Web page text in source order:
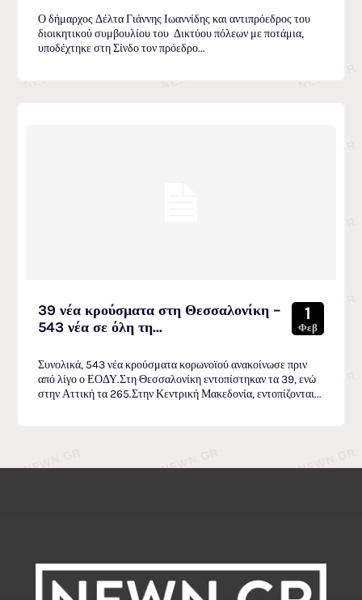
Ο δήμαρχος Δέλτα Γιάννης Ιωαννίδης και αντιπρόεδρος του
διοικητικού συμβουλίου του Δικτύου πόλεων με ποτάμια,
υποδέχτηκε στη Σίνδο τον πρόεδρο...
39 νέα κρούσματα στη Θεσσαλονίκη –
543 νέα σε όλη τη...
1
Φεβ
Συνολικά, 543 νέα κρούσματα κορωνοϊού ανακοίνωσε πριν
από λίγο ο ΕΟΔΥ.Στη Θεσσαλονίκη εντοπίστηκαν τα 39, ενώ
στην Αττική τα 265.Στην Κεντρική Μακεδονία, εντοπίζονται...